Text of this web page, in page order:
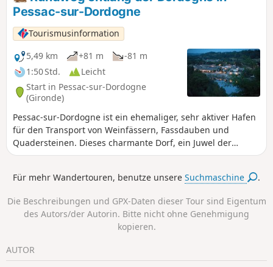
zwischen Weinbergen und Wald, mit Ausblicken auf die
umliegenden Dörfer.
Pessac-sur-Dordogne
Tourismusinformation
5,49 km
+81 m
-81 m
1:50 Std.
Leicht
Start in Pessac-sur-Dordogne
(Gironde)
Pessac-sur-Dordogne ist ein ehemaliger, sehr aktiver Hafen
für den Transport von Weinfässern, Fassdauben und
Quadersteinen. Dieses charmante Dorf, ein Juwel der
Region, wird Sie mit seiner Vielseitigkeit begeistern.
und Weinbergen können Sie seine zwischen den Bäumen
Anlegestellen und allgemein seine typische und malerische
Architektur. Lassen Sie sich in diesem lebendigen Dorf zu
einem Bummel verführen und nutzen Sie einen
Sonnenstrahl, um diese Gemeinde zu entdecken.
Für mehr Wandertouren, benutze unsereSuchmaschine .
Die Beschreibungen und GPX-Daten dieser Tour sind Eigentum
des Autors/der Autorin. Bitte nicht ohne Genehmigung
kopieren.
AUTOR